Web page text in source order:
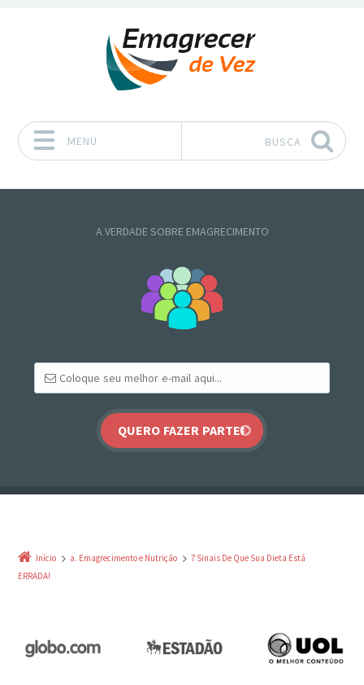
MENU BUSCA
A VERDADE SOBRE EMAGRECIMENTO
Início a. Emagrecimento e Nutrição
7 Sinais De Que Sua Dieta Está
ERRADA!